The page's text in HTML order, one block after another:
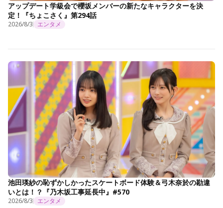
アップデート学級会で櫻坂メンバーの新たなキャラクターを決
定！『ちょこさく』第294話
2026/8/3 エンタメ
池田瑛紗の恥ずかしかったスケートボード体験＆弓木奈於の勘違
いとは！？『乃木坂工事延長中』#570
2026/8/3 エンタメ